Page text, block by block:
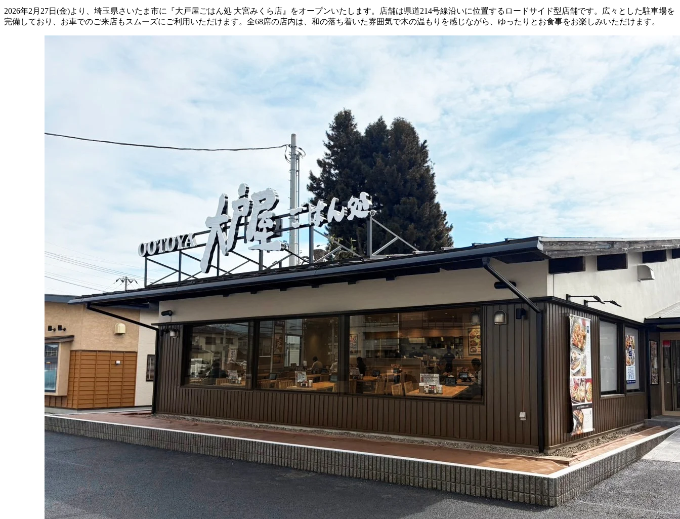
2026年2月27日(金)より、埼玉県さいたま市に『大戸屋ごはん処 大宮みくら店』をオープンいたします。店舗は県道214号線沿いに位置するロードサイド型店舗です。広々とした駐車場を
完備しており、お車でのご来店もスムーズにご利用いただけます。全68席の店内は、和の落ち着いた雰囲気で木の温もりを感じながら、ゆったりとお食事をお楽しみいただけます。